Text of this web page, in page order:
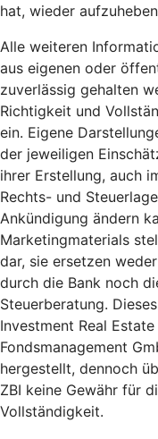
hat, wieder
Alle weiteren
aus eigenen oder
zuverlässig gehalten
Richtigkeit und
ein. Eigene
der jeweiligen
ihrer Erstellung, auch
Rechts- und
Ankündigung ändern
Marketingmaterials
dar, sie ersetzen
durch die Bank noch
Steuerberatung.
Investment Real
Fondsmanagement
hergestellt, dennoch
ZBI keine Gewähr für
Vollständigkeit.